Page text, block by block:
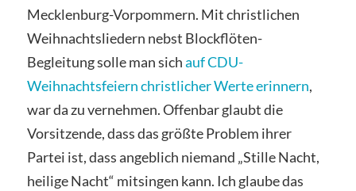
Mecklenburg-Vorpommern. Mit christlichen
Weihnachtsliedern nebst Blockflöten-
Begleitung solle man sichauf CDU-
Weihnachtsfeiern christlicher Werte erinnern,
war da zu vernehmen. Offenbar glaubt die
Vorsitzende, dass das größte Problem ihrer
Partei ist, dass angeblich niemand „Stille Nacht,
heilige Nacht“ mitsingen kann. Ich glaube das